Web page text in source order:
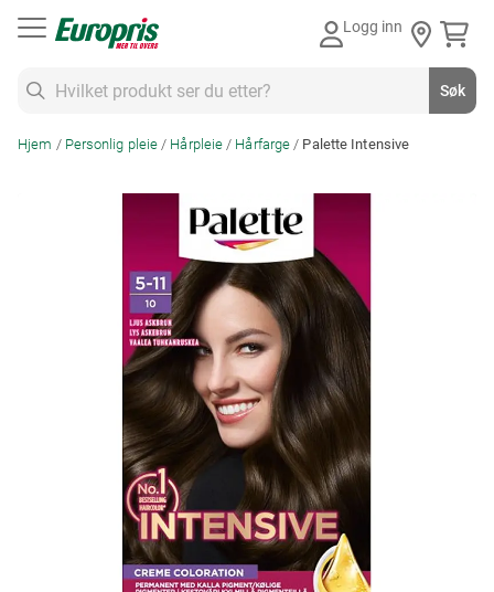
Logg inn
Søk
Hjem Personlig pleie Hårpleie Hårfarge Palette Intensive